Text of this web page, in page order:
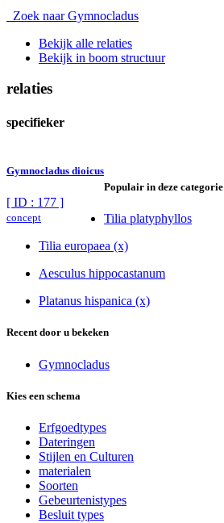
Zoek naar Gymnocladus
Bekijk alle relaties
Bekijk in boom structuur
relaties
specifieker
Gymnocladus dioicus
[ ID : 177 ]
concept
Populair in deze categorie
Tilia platyphyllos
Tilia europaea (x)
Aesculus hippocastanum
Platanus hispanica (x)
Recent door u bekeken
Gymnocladus
Kies een schema
Erfgoedtypes
Dateringen
Stijlen en Culturen
materialen
Soorten
Gebeurtenistypes
Besluit types